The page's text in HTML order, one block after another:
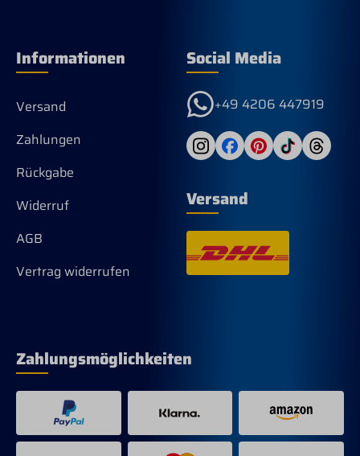
Informationen
Versand
Zahlungen
Rückgabe
Widerruf
AGB
Vertrag widerrufen
Social Media
+49 4206 447919
Versand
Zahlungsmöglichkeiten